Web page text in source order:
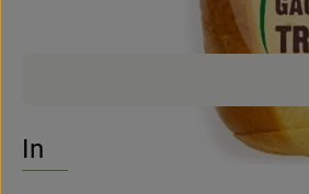
Info